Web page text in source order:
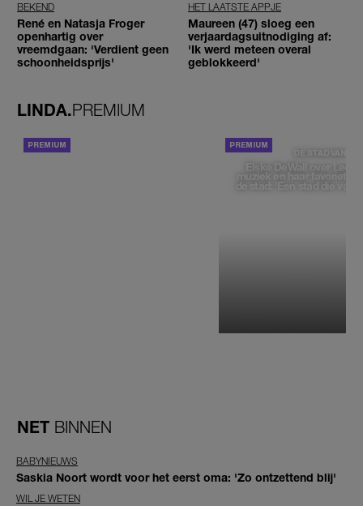
BEKEND
René en Natasja Froger
openhartig over
vreemdgaan: 'Verdient geen
schoonheidsprijs'
HET LAATSTE APPJE
Maureen (47) sloeg een
verjaardagsuitnodiging af:
'Ik werd meteen overal
geblokkeerd'
LINDA.PREMIUM
DE STAD VAN
Elske DeWall over
muziek en haar favoriete
de stad: 'Een stad die
NET BINNEN
BABYNIEUWS
Saskia Noort wordt voor het eerst oma: 'Zo ontzettend blij'
WIL JE WETEN